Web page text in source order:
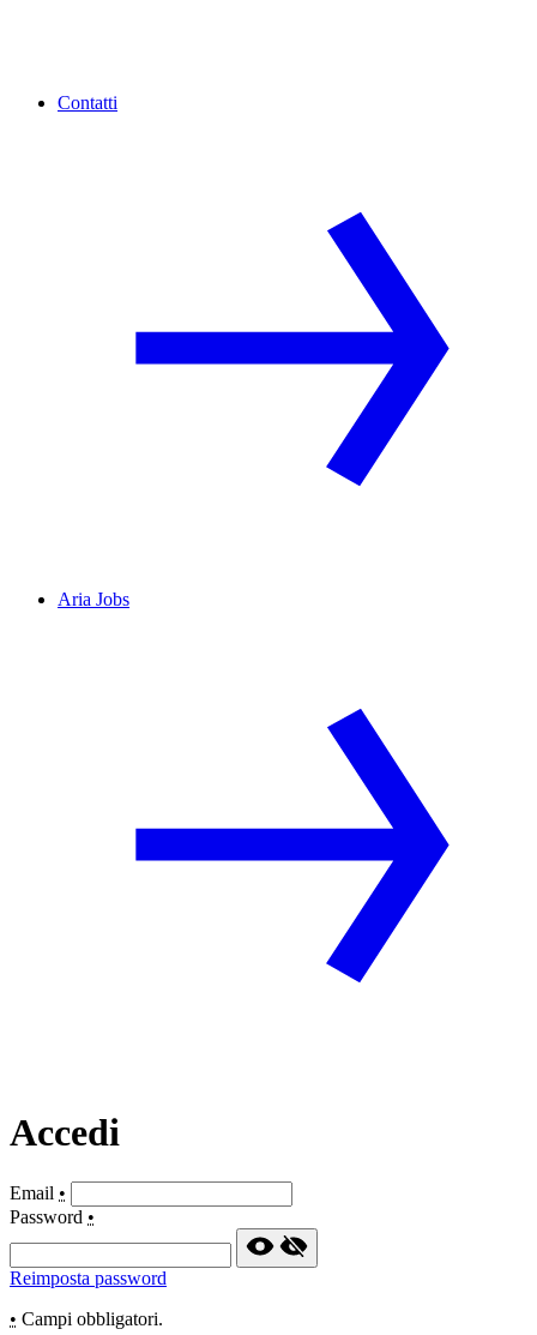
Contatti
Aria Jobs
Accedi
Email •
Password •
Reimposta password
• Campi obbligatori.